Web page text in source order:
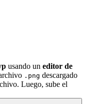
usando un editor de
.png descargado
Luego, sube el